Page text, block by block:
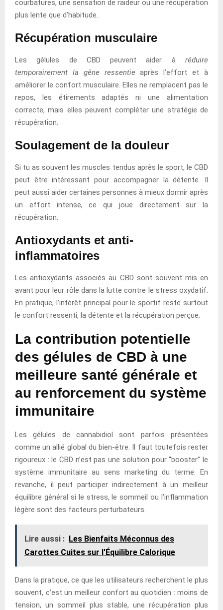
courbatures, une sensation de raideur ou une récupération
plus lente que d’habitude.
Récupération musculaire
Les gélules de CBD peuvent aider à réduire
temporairement la gêne ressentie après l’effort et à
améliorer le confort musculaire. Elles ne remplacent pas le
repos, les étirements adaptés ni une alimentation
correcte, mais elles peuvent compléter une stratégie de
récupération.
Soulagement de la douleur
Si tu as souvent les muscles tendus après le sport, le CBD
peut être intéressant pour accompagner la détente. Il
peut aussi aider certaines personnes à mieux dormir après
un effort intense, ce qui joue directement sur la
récupération.
Antioxydants et anti-
inflammatoires
Les antioxydants associés au CBD sont souvent mis en
avant pour leur rôle dans la lutte contre le stress oxydatif.
En pratique, l’intérêt principal pour le sportif reste surtout
le confort ressenti, la détente et la récupération perçue.
La contribution potentielle
des gélules de CBD à une
meilleure santé générale et
au renforcement du système
immunitaire
Les gélules de cannabidiol sont parfois présentées
comme un allié global du bien-être. Il faut toutefois rester
rigoureux : le CBD n’est pas une solution pour “booster” le
système immunitaire au sens marketing du terme. En
revanche, il peut participer indirectement à un meilleur
équilibre général si le stress, le sommeil ou l’inflammation
légère sont des facteurs perturbateurs.
Lire aussi : Les Bienfaits Méconnus des
Carottes Cuites sur l'Équilibre Calorique
Dans la pratique, ce que les utilisateurs recherchent le plus
souvent, c’est un meilleur confort au quotidien : moins de
tension, un sommeil plus stable, une récupération plus